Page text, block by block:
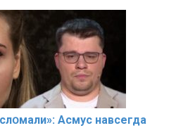
Асмус навсегда